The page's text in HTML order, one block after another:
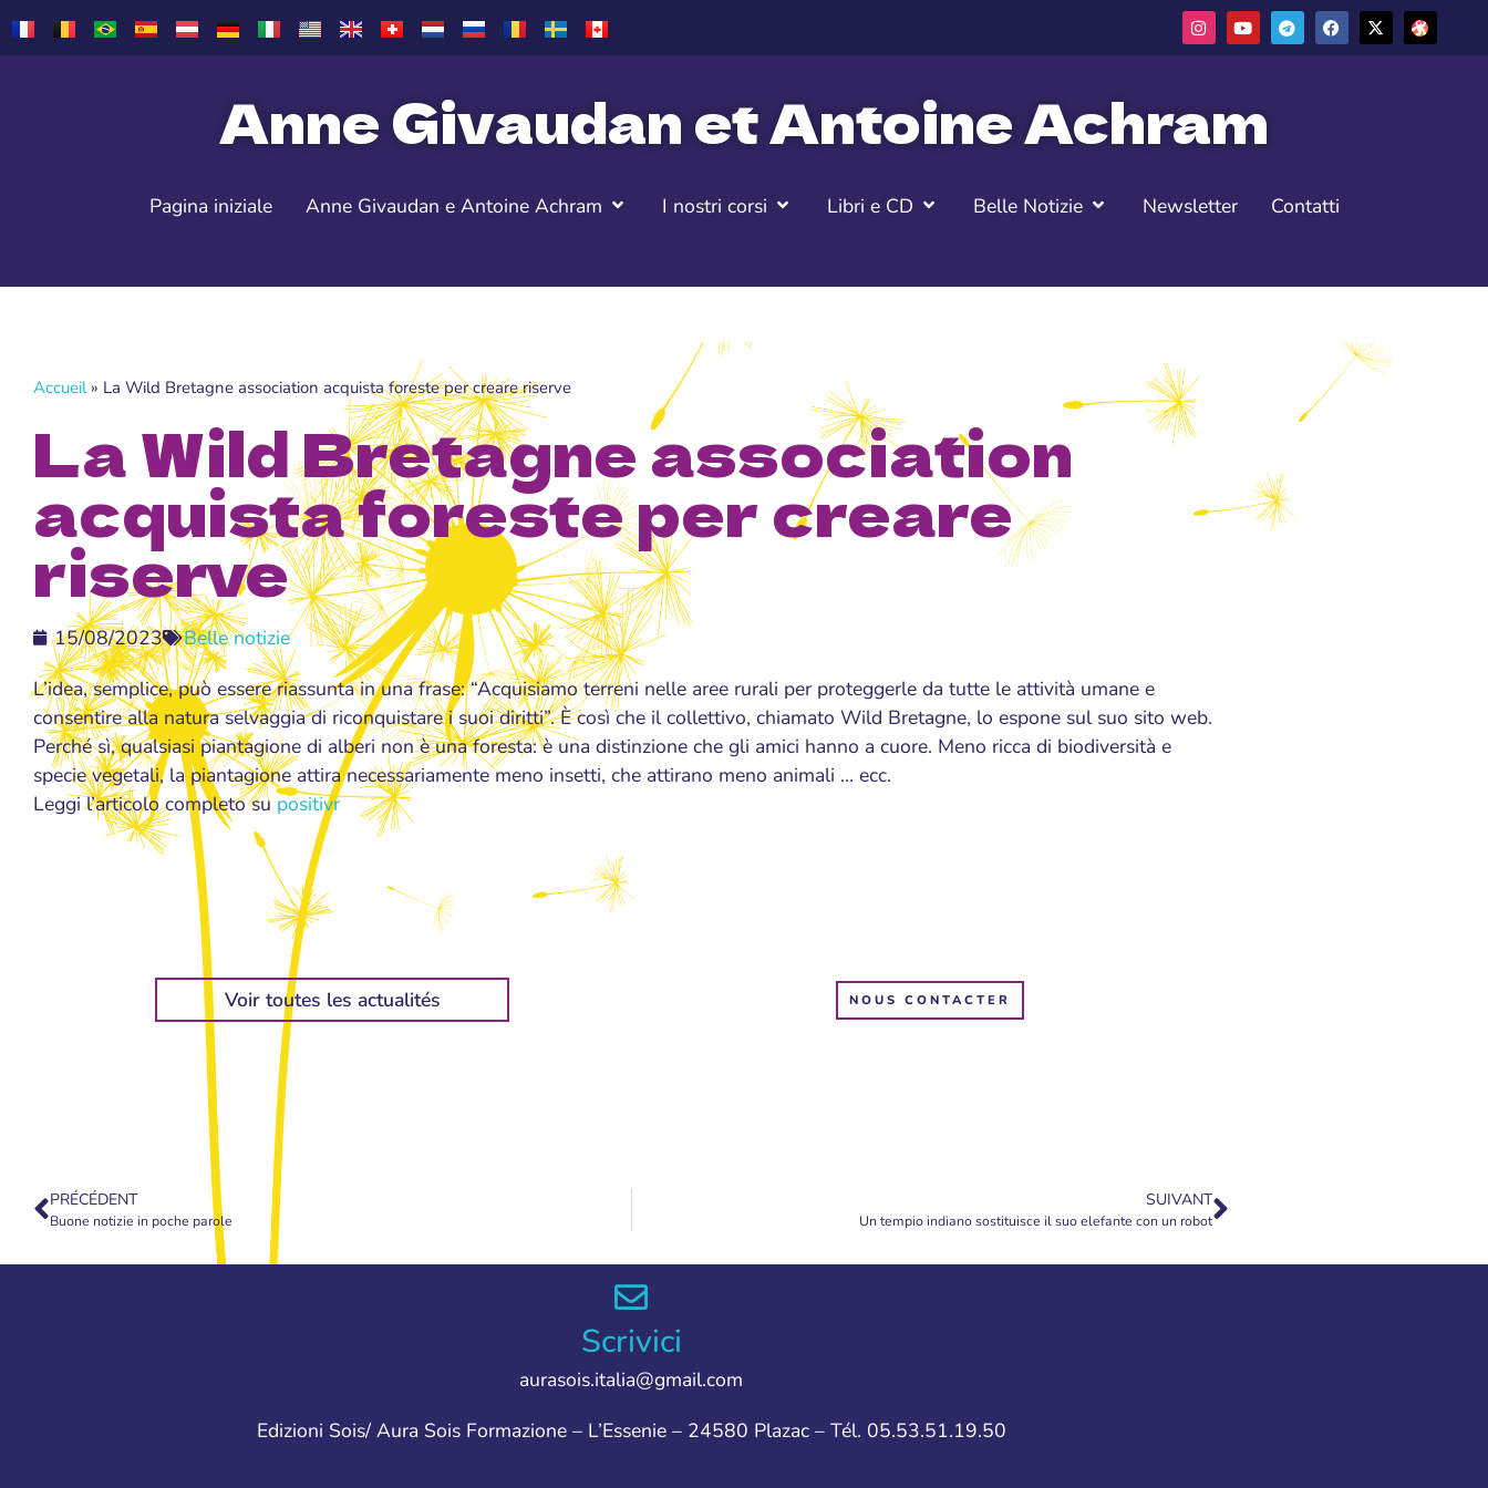
Anne Givaudan et Antoine Achram
Pagina iniziale Anne Givaudan e Antoine Achram I nostri corsi Libri e CD Belle Notizie Newsletter Contatti
Accueil» La Wild Bretagne association acquista foreste per creare riserve
La Wild Bretagne association
acquista foreste per creare
riserve
15/08/2023
Belle notizie
L’idea, semplice, può essere riassunta in una frase: “Acquisiamo terreni nelle aree rurali per proteggerle da tutte le attività umane e
consentire alla natura selvaggia di riconquistare i suoi diritti”. È così che il collettivo, chiamato Wild Bretagne, lo espone sul suo sito web.
Perché sì, qualsiasi piantagione di alberi non è una foresta: è una distinzione che gli amici hanno a cuore. Meno ricca di biodiversità e
specie vegetali, la piantagione attira necessariamente meno insetti, che attirano meno animali … ecc.
Leggi l’articolo completo su positivr
Voir toutes les actualités NOUS CONTACTER
PRÉCÉDENT
Buone notizie in poche parole
SUIVANT
Un tempio indiano sostituisce il suo elefante con un robot
Scrivici
aurasois.italia@gmail.com
Edizioni Sois/ Aura Sois Formazione – L’Essenie – 24580 Plazac – Tél. 05.53.51.19.50